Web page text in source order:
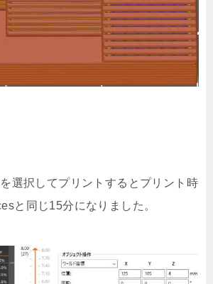
選択してプリントするとプリント時
と同じ15分になりました。